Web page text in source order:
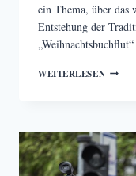
ein Thema, über
Entstehung der
WEITERLESEN
FEST